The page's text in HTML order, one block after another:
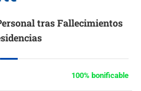
tras Fallecimientos
100% bonificable